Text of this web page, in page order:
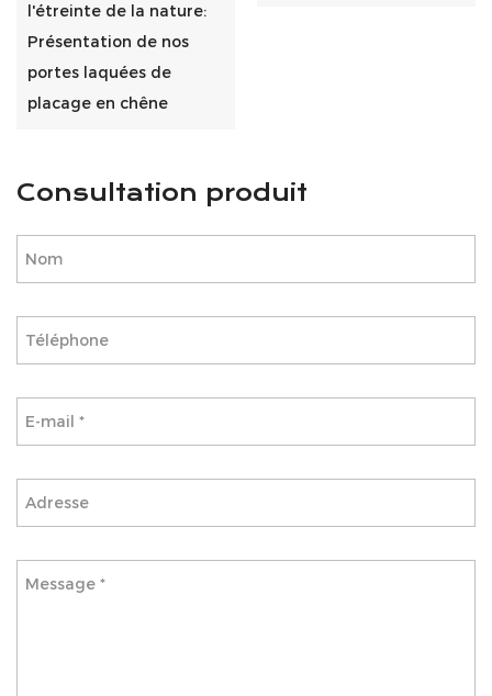
l'étreinte de la nature:
Présentation de nos
portes laquées de
placage en chêne
Consultation produit